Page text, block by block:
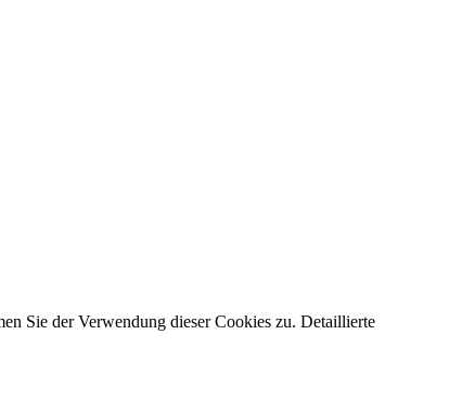
Sie der Verwendung dieser Cookies zu. Detaillierte